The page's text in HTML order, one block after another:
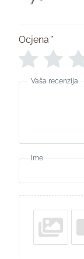
Ocjena *
Vaša recenzija
Ime